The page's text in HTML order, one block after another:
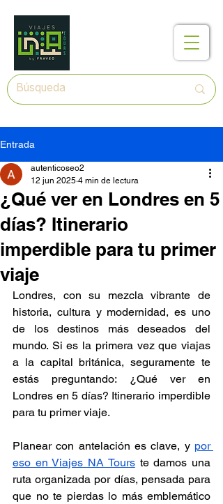
Entrada
¿Qué ver en Londres en 5
días? Itinerario
imperdible para tu primer
viaje
autenticoseo2
12 jun 2025 4 min de lectura
Londres, con su mezcla vibrante de
historia, cultura y modernidad, es uno
de los destinos más deseados del
mundo. Si es la primera vez que viajas
a la capital británica, seguramente te
estás preguntando: ¿Qué ver en
Londres en 5 días? Itinerario imperdible
para tu primer viaje.
Planear con antelación es clave, y por
eso en Viajes NA Tours te damos una
ruta organizada por días, pensada para
que no te pierdas lo más emblemático